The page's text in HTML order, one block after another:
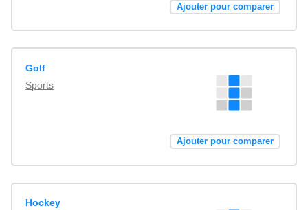
Ajouter pour comparer
Golf
Sports
Ajouter pour comparer
Hockey